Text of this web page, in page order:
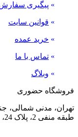
» پیگیری
» قوانین سایت
» خرید عمده
» تماس با ما
» وبلاگ
فروشگاه حضوری
تهران، مدنی شمالی،
طبقه منفی 2، پلاک 24، احسان مارکت